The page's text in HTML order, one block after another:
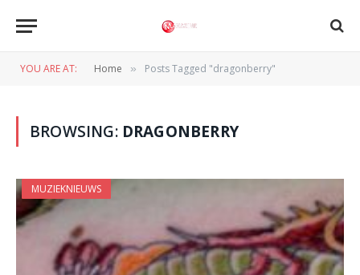
YOU ARE AT: Home » Posts Tagged "dragonberry"
BROWSING: DRAGONBERRY
MUZIEKNIEUWS